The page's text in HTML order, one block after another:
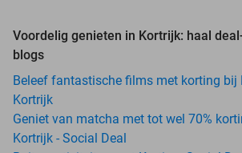
Voordelig genieten in Kortrijk: haal
blogs
Beleef fantastische films met korting bij
Kortrijk
Geniet van matcha met tot wel 70%
Kortrijk - Social Deal